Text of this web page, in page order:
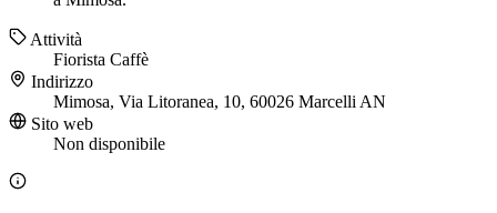
Attività
Fiorista Caffè
Indirizzo
Mimosa, Via Litoranea, 10, 60026 Marcelli AN
Sito web
Non disponibile